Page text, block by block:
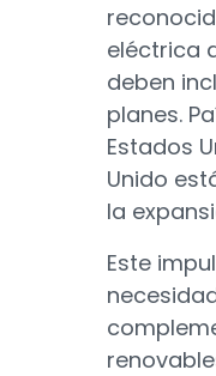
eléctrica
deben
planes.
Estados
Unido
la
Este